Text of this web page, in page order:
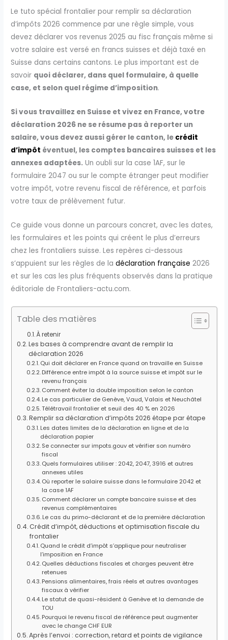
Le tuto spécial frontalier pour remplir sa déclaration
d’impôts 2026 commence par une règle simple, vous
devez déclarer vos revenus 2025 au fisc français même si
votre salaire est versé en francs suisses et déjà taxé en
Suisse dans certains cantons. Le plus important est de
savoir quoi déclarer, dans quel formulaire, à quelle
case, et selon quel régime d’imposition.
Si vous travaillez en Suisse et vivez en France, votre
déclaration 2026 ne se résume pas à reporter un
salaire, vous devez aussi gérer le canton, le crédit
d’impôt éventuel, les comptes bancaires suisses et les
annexes adaptées. Un oubli sur la case 1AF, sur le
formulaire 2047 ou sur le compte étranger peut modifier
votre impôt, votre revenu fiscal de référence, et parfois
votre taux de prélèvement futur.
Ce guide vous donne un parcours concret, avec les dates,
les formulaires et les points qui créent le plus d’erreurs
chez les frontaliers suisse. Les repères ci-dessous
s’appuient sur les règles de ladéclaration française 2026
et sur les cas les plus fréquents observés dans la pratique
éditoriale de Frontaliers-actu.com.
Table des matières
À retenir
Les bases à comprendre avant de remplir la
déclaration 2026
Qui doit déclarer en France quand on travaille en Suisse
Différence entre impôt à la source suisse et impôt sur le
revenu français
Comment éviter la double imposition selon le canton
Le cas particulier de Genève, Vaud, Valais et Neuchâtel
Télétravail frontalier et seuil des 40 % en 2026
Remplir sa déclaration d’impôts 2026 étape par étape
Les dates limites de la déclaration en ligne et de la
déclaration papier
Se connecter sur impots.gouv et vérifier son numéro
fiscal
Quels formulaires utiliser : 2042, 2047, 3916 et autres
annexes utiles
Où reporter le salaire suisse dans le formulaire 2042 et
la case 1AF
Comment déclarer un compte bancaire suisse et des
revenus complémentaires
Le cas du primo-déclarant et de la première déclaration
Crédit d’impôt, déductions et optimisation fiscale du
frontalier
Quand le crédit d’impôt s’applique pour neutraliser
l’imposition en France
Quelles déductions fiscales et charges peuvent être
retenues
Pensions alimentaires, frais réels et autres avantages
fiscaux à vérifier
Le statut de quasi-résident à Genève et la demande de
TOU
Pourquoi le revenu fiscal de référence peut augmenter
avec le change CHF EUR
Après l’envoi : correction, retard et points de vigilance